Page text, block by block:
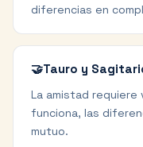
diferencias en
🤝Tauro y
La amistad requiere
funciona, las
mutuo.